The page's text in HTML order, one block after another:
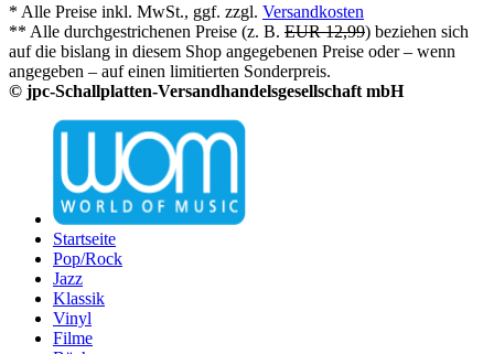
* Alle Preise inkl. MwSt., ggf. zzgl. Versandkosten
** Alle durchgestrichenen Preise (z. B. EUR 12,99) beziehen sich
auf die bislang in diesem Shop angegebenen Preise oder – wenn
angegeben – auf einen limitierten Sonderpreis.
© jpc-Schallplatten-Versandhandelsgesellschaft mbH
Startseite
Pop/Rock
Jazz
Klassik
Vinyl
Filme